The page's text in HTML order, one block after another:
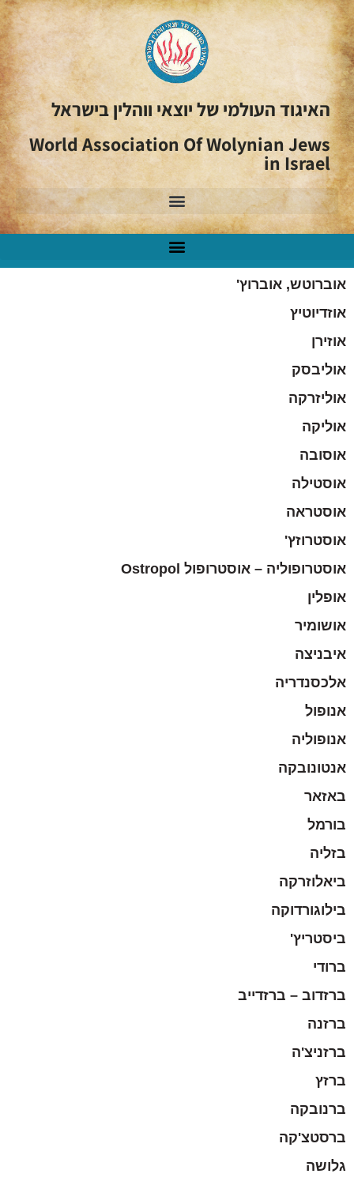
האיגוד העולמי של יוצאי ווהלין בישראל
World Association Of Wolynian Jews
in Israel
אוברוטש, אוברוץ'
אוזדיוטיץ
אוזירן
אוליבסק
אוליזרקה
אוליקה
אוסובה
אוסטילה
אוסטראה
אוסטרוזץ'
אוסטרופוליה – אוסטרופול Ostropol
אופלין
אושומיר
איבניצה
אלכסנדריה
אנופול
אנופוליה
אנטונובקה
באזאר
בורמל
בזליה
ביאלוזרקה
בילוגורדוקה
ביסטריץ'
ברודי
ברזדוב – ברזדייב
ברזנה
ברזניצ'ה
ברזץ
ברנובקה
ברסטצ'קה
גלושה